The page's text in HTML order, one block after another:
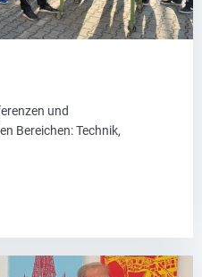
und
Bereichen: Technik,